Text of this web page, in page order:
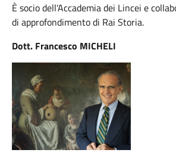
È socio dell'Accademia dei Lincei e
di approfondimento di Rai Storia.
Dott. Francesco MICHELI